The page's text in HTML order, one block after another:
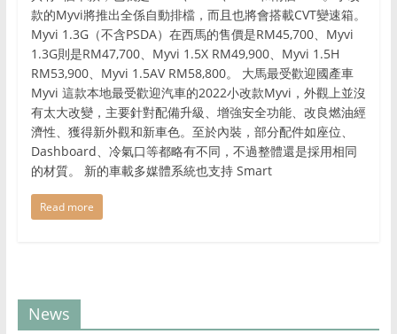
款的Myvi將推出全係自動排檔，而且也將會搭載CVT變速箱。
Myvi 1.3G（不含PSDA）在西馬的售價是RM45,700、Myvi
1.3G則是RM47,700、Myvi 1.5X RM49,900、Myvi 1.5H
RM53,900、Myvi 1.5AV RM58,800。 大馬最受歡迎國產車
Myvi 這款本地最受歡迎汽車的2022小改款Myvi，外觀上並沒
有太大改變，主要針對配備升級、增強安全功能、改良燃油經
濟性、獲得新外觀和新車色。至於內裝，部分配件如座位、
Dashboard、冷氣口等都略有不同，不過整體還是採用相同
的材質。 新的車載多媒體系統也支持 Smart
Read more
News